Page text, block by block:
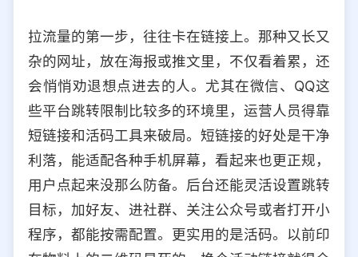
拉流量的第一步，往往卡在链接上。那种又长又
杂的网址，放在海报或推文里，不仅看着累，还
会悄悄劝退想点进去的人。尤其在微信、QQ这
些平台跳转限制比较多的环境里，运营人员得靠
短链接和活码工具来破局。短链接的好处是干净
利落，能适配各种手机屏幕，看起来也更正规，
用户点起来没那么防备。后台还能灵活设置跳转
目标，加好友、进社群、关注公众号或者打开小
程序，都能按需配置。更实用的是活码。以前印